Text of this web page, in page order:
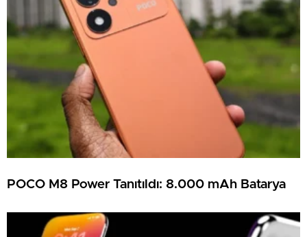
POCO M8 Power Tanıtıldı: 8.000 mAh Batarya